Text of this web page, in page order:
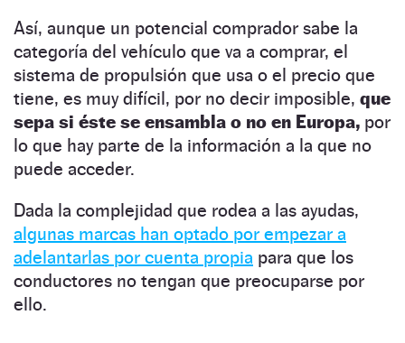
Así, aunque un potencial comprador sabe la
categoría del vehículo que va a comprar, el
sistema de propulsión que usa o el precio que
tiene, es muy difícil, por no decir imposible, que
sepa si éste se ensambla o no en Europa, por
lo que hay parte de la información a la que no
puede acceder.
Dada la complejidad que rodea a las ayudas,
algunas marcas han optado por empezar a
adelantarlas por cuenta propia para que los
conductores no tengan que preocuparse por
ello.